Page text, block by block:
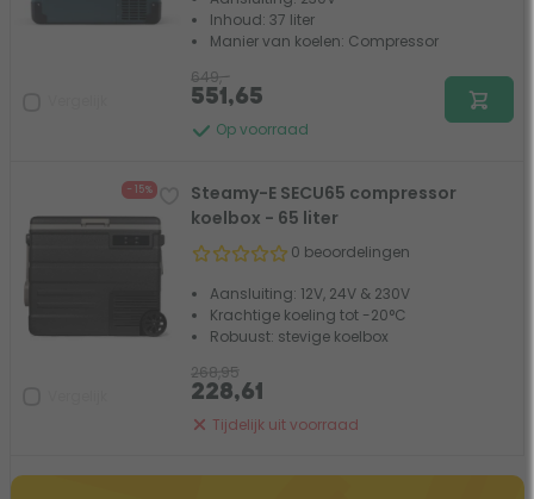
Inhoud: 37 liter
Manier van koelen: Compressor
Op voorraad
649,-
551,65
- 15%
Steamy-E SECU65 compressor
koelbox - 65 liter
0 beoordelingen
Aansluiting: 12V, 24V & 230V
Krachtige koeling tot -20°C
Robuust: stevige koelbox
Tijdelijk uit voorraad
268,95
228,61